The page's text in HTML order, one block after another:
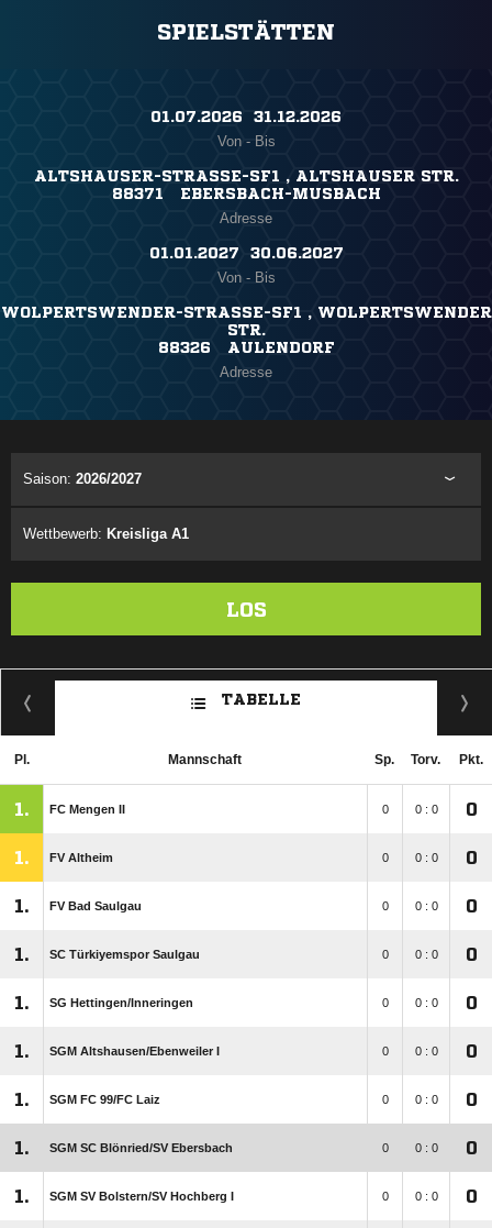
SPIELSTÄTTEN
01.07.2026 ​ 31.12.2026
Von - Bis
ALTSHAUSER-STRASSE-SF1 , ALTSHAUSER STR.
88371 EBERSBACH-MUSBACH
Adresse
01.01.2027 ​ 30.06.2027
Von - Bis
WOLPERTSWENDER-STRASSE-SF1 , WOLPERTSWENDER S
TR.
88326 AULENDORF
Adresse
Saison: 2026/2027
Wettbewerb: Kreisliga A1
LOS
TABELLE
Pl. Mannschaft Sp. Torv. Pkt.
1. FC Mengen II 0 0 : 0 0
1. FV Altheim 0 0 : 0 0
1. FV Bad Saulgau 0 0 : 0 0
1. SC Türkiyemspor Saulgau 0 0 : 0 0
1. SG Hettingen/​Inneringen 0 0 : 0 0
1. SGM Altshausen/​Ebenweiler I 0 0 : 0 0
1. SGM FC 99/​FC Laiz 0 0 : 0 0
1. SGM SC Blönried/​SV Ebersbach 0 0 : 0 0
1. SGM SV Bolstern/​SV Hochberg I 0 0 : 0 0